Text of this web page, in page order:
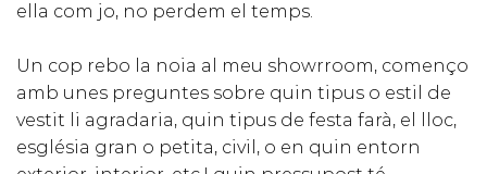
ella com jo, no perdem el temps.
Un cop rebo la noia al meu showrroom, començo
amb unes preguntes sobre quin tipus o estil de
vestit li agradaria, quin tipus de festa farà, el lloc,
església gran o petita, civil, o en quin entorn